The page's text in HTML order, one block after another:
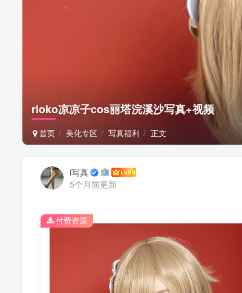
rioko凉凉子cos丽塔浣溪沙写真+视频
首页 美化专区 写真福利 正文
i写真
5个月前更新
付费资源